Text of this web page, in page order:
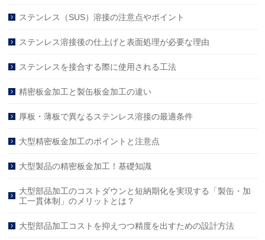
ステンレス（SUS）溶接の注意点やポイント
ステンレス溶接後の仕上げと表面処理が必要な理由
ステンレスを接合する際に使用される工法
精密板金加工と製缶板金加工の違い
厚板・薄板で異なるステンレス溶接の最適条件
大型精密板金加工のポイントと注意点
大型製品の精密板金加工！基礎知識
大型部品加工のコストダウンと短納期化を実現する「製缶・加
工一貫体制」のメリットとは？
大型部品加工コストを抑えつつ精度を出すための設計方法